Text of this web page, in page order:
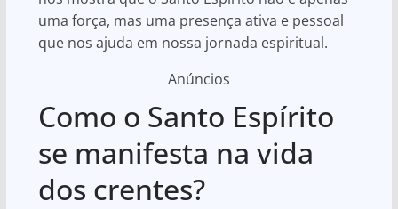
uma força, mas uma presença ativa e pessoal
que nos ajuda em nossa jornada espiritual.
Anúncios
Como o Santo Espírito
se manifesta na vida
dos crentes?